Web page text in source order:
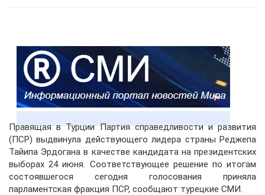
Правящая в Турции Партия справедливости и развития
(ПСР) выдвинула действующего лидера страны Реджепа
Тайипа Эрдогана в качестве кандидата на президентских
выборах 24 июня. Соответствующее решение по итогам
состоявшегося сегодня голосования приняла
парламентская фракция ПСР, сообщают турецкие СМИ.